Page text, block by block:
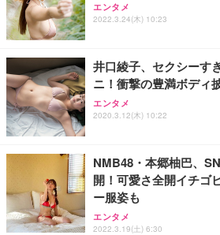
エンタメ
2022.3.24(木) 10:23
井口綾子、セクシーす
ニ！衝撃の豊満ボディ
エンタメ
2020.3.12(木) 10:22
NMB48・本郷柚巴、
開！可愛さ全開イチゴ
ー服姿も
エンタメ
2022.3.19(土) 6:30